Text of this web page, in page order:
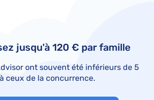
jusqu'à 120 € par famille
ont souvent été inférieurs de 5
ceux de la concurrence.